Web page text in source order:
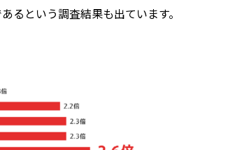
るという調査結果も出ています。